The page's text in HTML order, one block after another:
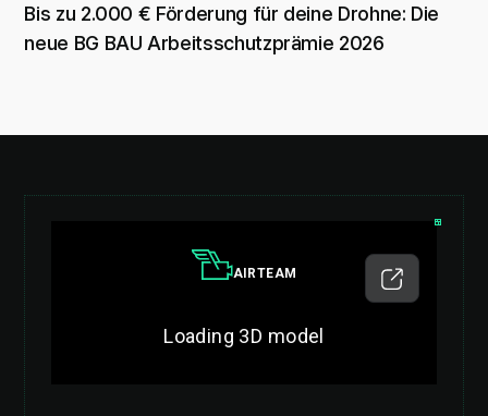
Bis zu 2.000 € Förderung für deine Drohne: Die
neue BG BAU Arbeitsschutzprämie 2026